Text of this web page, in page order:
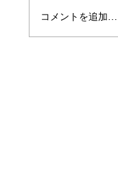
コメントを追加…